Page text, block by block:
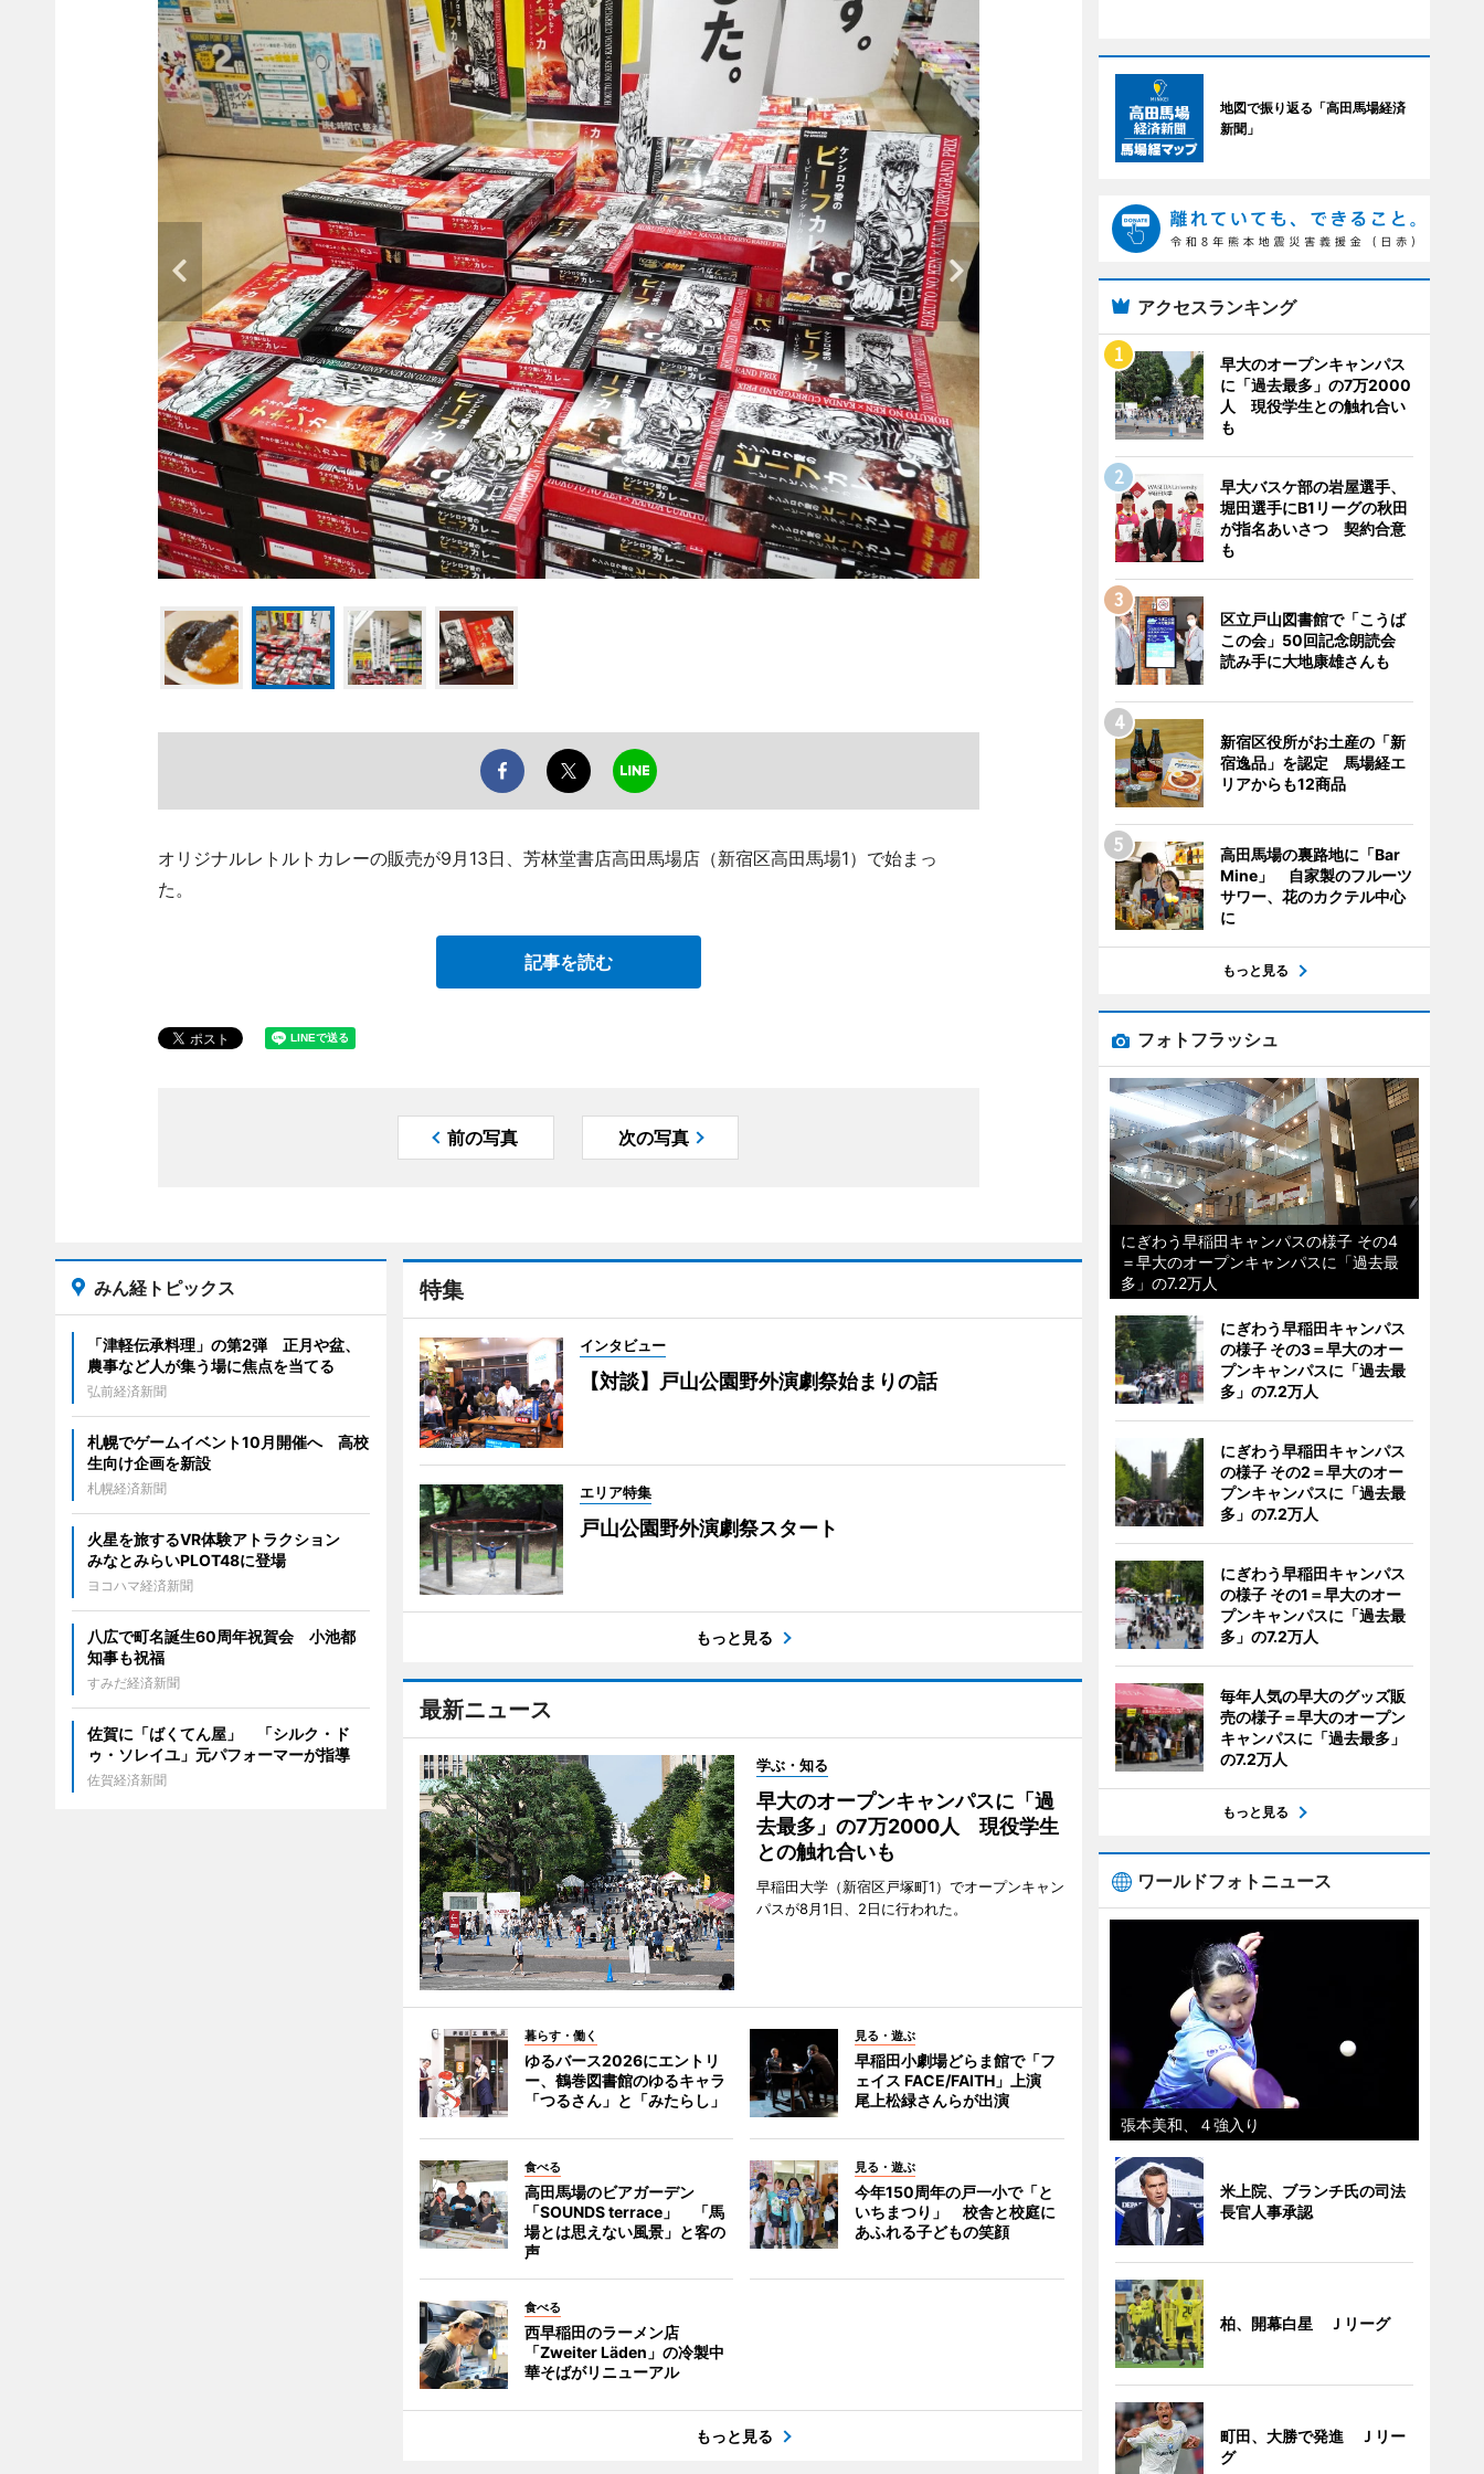
オリジナルレトルトカレーの販売が9月13日、芳林堂書店高田馬場店（新宿区高田馬場1）で始まっ
た。
記事を読む
前の写真 次の写真
特集
インタビュー
【対談】戸山公園野外演劇祭始まりの話
エリア特集
戸山公園野外演劇祭スタート
もっと見る
最新ニュース
学ぶ・知る
早大のオープンキャンパスに「過
去最多」の7万2000人 現役学生
との触れ合いも
早稲田大学（新宿区戸塚町1）でオープンキャン
パスが8月1日、2日に行われた。
暮らす・働く
ゆるバース2026にエントリ
ー、鶴巻図書館のゆるキャラ
「つるさん」と「みたらし」
見る・遊ぶ
早稲田小劇場どらま館で「フ
ェイス FACE/FAITH」上演
尾上松緑さんらが出演
食べる
高田馬場のビアガーデン
「SOUNDS terrace」 「馬
場とは思えない風景」と客の
声
見る・遊ぶ
今年150周年の戸一小で「と
いちまつり」 校舎と校庭に
あふれる子どもの笑顔
食べる
西早稲田のラーメン店
「Zweiter Läden」の冷製中
華そばがリニューアル
もっと見る
みん経トピックス
「津軽伝承料理」の第2弾 正月や盆、
農事など人が集う場に焦点を当てる
弘前経済新聞
札幌でゲームイベント10月開催へ 高校
生向け企画を新設
札幌経済新聞
火星を旅するVR体験アトラクション
みなとみらいPLOT48に登場
ヨコハマ経済新聞
八広で町名誕生60周年祝賀会 小池都
知事も祝福
すみだ経済新聞
佐賀に「ばくてん屋」 「シルク・ド
ゥ・ソレイユ」元パフォーマーが指導
佐賀経済新聞
地図で振り返る「高田馬場経済
新聞」
アクセスランキング
早大のオープンキャンパス
に「過去最多」の7万2000
人 現役学生との触れ合い
も
早大バスケ部の岩屋選手、
堀田選手にB1リーグの秋田
が指名あいさつ 契約合意
も
区立戸山図書館で「こうば
この会」50回記念朗読会
読み手に大地康雄さんも
新宿区役所がお土産の「新
宿逸品」を認定 馬場経エ
リアからも12商品
高田馬場の裏路地に「Bar
Mine」 自家製のフルーツ
サワー、花のカクテル中心
に
もっと見る
フォトフラッシュ
にぎわう早稲田キャンパスの様子 その4
＝早大のオープンキャンパスに「過去最
多」の7.2万人
にぎわう早稲田キャンパス
の様子 その3＝早大のオー
プンキャンパスに「過去最
多」の7.2万人
にぎわう早稲田キャンパス
の様子 その2＝早大のオー
プンキャンパスに「過去最
多」の7.2万人
にぎわう早稲田キャンパス
の様子 その1＝早大のオー
プンキャンパスに「過去最
多」の7.2万人
毎年人気の早大のグッズ販
売の様子＝早大のオープン
キャンパスに「過去最多」
の7.2万人
もっと見る
ワールドフォトニュース
張本美和、４強入り
米上院、ブランチ氏の司法
長官人事承認
柏、開幕白星 Ｊリーグ
町田、大勝で発進 Ｊリー
グ